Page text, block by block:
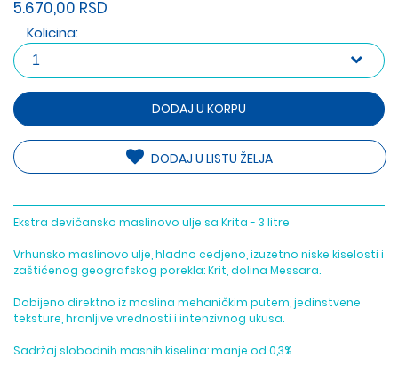
5.670,00 RSD
Kolicina:
DODAJ U KORPU
DODAJ U LISTU ŽELJA
Ekstra devičansko maslinovo ulje sa Krita - 3 litre
Vrhunsko maslinovo ulje, hladno cedjeno, izuzetno niske kiselosti i
zaštićenog geografskog porekla: Krit, dolina Messara.
Dobijeno direktno iz maslina mehaničkim putem, jedinstvene
teksture, hranljive vrednosti i intenzivnog ukusa.
Sadržaj slobodnih masnih kiselina: manje od 0,3%.